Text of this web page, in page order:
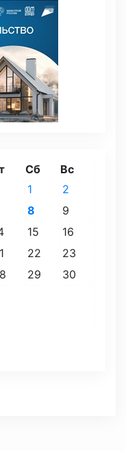
Сб Вс
1
2
8
9
15
16
22
23
29
30